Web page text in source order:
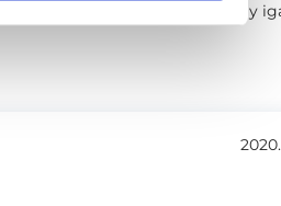
úgy állt az emberhez, ahogy egy